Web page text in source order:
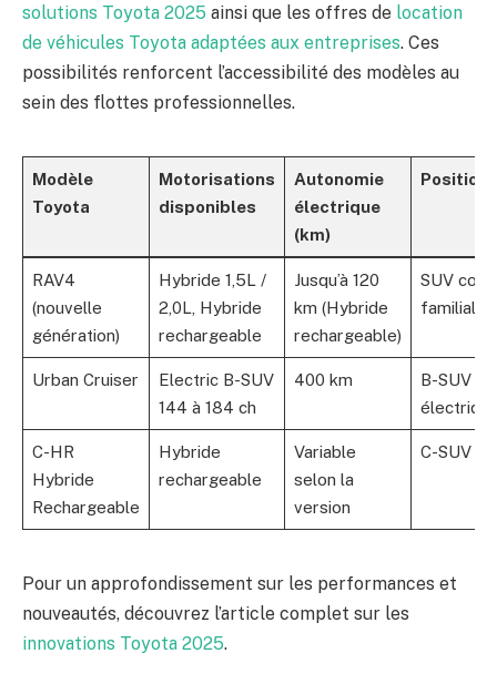
solutions Toyota 2025 ainsi que les offres de location
de véhicules Toyota adaptées aux entreprises. Ces
possibilités renforcent l’accessibilité des modèles au
sein des flottes professionnelles.
Modèle
Toyota
Motorisations
disponibles
Autonomie
électrique
(km)
RAV4
(nouvelle
génération)
Hybride 1,5L /
2,0L, Hybride
rechargeable
Jusqu’à 120
km (Hybride
rechargeable)
SUV
familial
Urban Cruiser
Electric B-SUV
144 à 184 ch
400 km
B-SUV
C-HR
Hybride
Rechargeable
Hybride
rechargeable
Variable
selon la
version
C-SUV
Pour un approfondissement sur les performances et
nouveautés, découvrez l’article complet sur les
innovations Toyota 2025.